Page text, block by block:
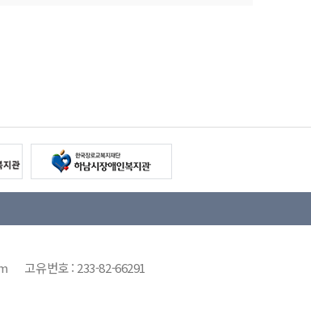
고유번호 : 233-82-66291